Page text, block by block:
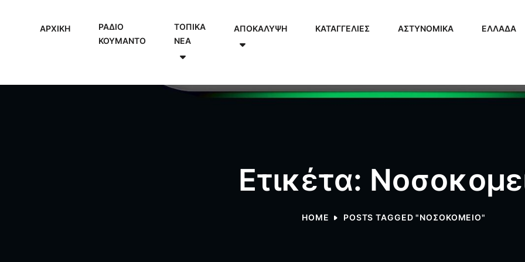
ΑΡΧΙΚΗ
ΡΑΔΙΟ
ΚΟΥΜΑΝΤΟ
ΤΟΠΙΚΑ
NEA
ΑΠΟΚΑΛΥΨΗ ΚΑΤΑΓΓΕΛΙΕΣ ΑΣΤΥΝΟΜΙΚΑ ΕΛΛΑΔΑ
Ετικέτα:
HOME POSTS TAGGED "ΝΟΣΟΚΟΜΕΊΟ"